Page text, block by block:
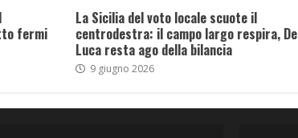
fermi
La Sicilia del voto locale scuote il
centrodestra: il campo largo respira, De
Luca resta ago della bilancia
9 giugno 2026